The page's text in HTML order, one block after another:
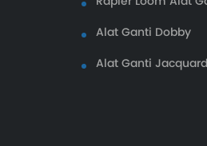
Alat Ganti Dobby
Alat Ganti Jacquard